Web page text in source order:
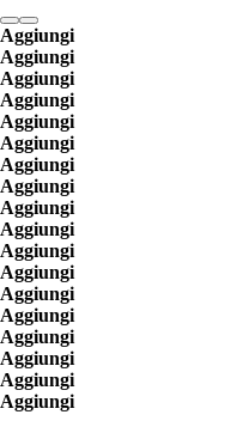
Aggiungi
Aggiungi
Aggiungi
Aggiungi
Aggiungi
Aggiungi
Aggiungi
Aggiungi
Aggiungi
Aggiungi
Aggiungi
Aggiungi
Aggiungi
Aggiungi
Aggiungi
Aggiungi
Aggiungi
Aggiungi